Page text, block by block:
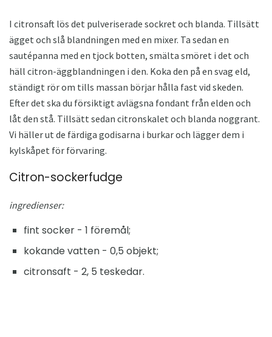
I citronsaft lös det pulveriserade sockret och blanda. Tillsätt
ägget och slå blandningen med en mixer. Ta sedan en
sautépanna med en tjock botten, smälta smöret i det och
häll citron-äggblandningen i den. Koka den på en svag eld,
ständigt rör om tills massan börjar hålla fast vid skeden.
Efter det ska du försiktigt avlägsna fondant från elden och
låt den stå. Tillsätt sedan citronskalet och blanda noggrant.
Vi häller ut de färdiga godisarna i burkar och lägger dem i
kylskåpet för förvaring.
Citron-sockerfudge
ingredienser:
fint socker - 1 föremål;
kokande vatten - 0,5 objekt;
citronsaft - 2, 5 teskedar.